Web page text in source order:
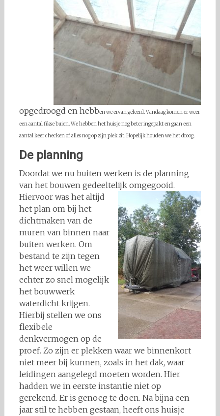
opgedroogd en hebben we ervan geleerd. Vandaag komen er weer
een aantal fikse buien. We hebben het huisje nog beter ingepakt en gaan een
aantal keer checken of alles nog op zijn plek zit. Hopelijk houden we het droog.
De planning
Doordat we nu buiten werken is de planning
van het bouwen gedeeltelijk omgegooid.
Hiervoor was het altijd
het plan om bij het
dichtmaken van de
muren van binnen naar
buiten werken. Om
bestand te zijn tegen
het weer willen we
echter zo snel mogelijk
het bouwwerk
waterdicht krijgen.
Hierbij stellen we ons
flexibele
denkvermogen op de
proef. Zo zijn er plekken waar we binnenkort
niet meer bij kunnen, zoals in het dak, waar
leidingen aangelegd moeten worden. Hier
hadden we in eerste instantie niet op
gerekend. Er is genoeg te doen. Na bijna een
jaar stil te hebben gestaan, heeft ons huisje